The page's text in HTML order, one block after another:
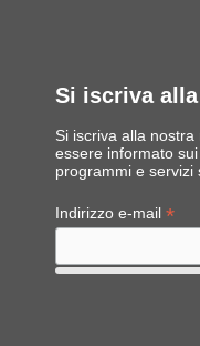
Si iscriva
Si iscriva alla
essere informato
programmi e servizi
Indirizzo e-mail *